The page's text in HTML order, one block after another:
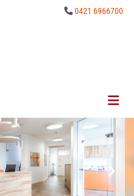
 0421 6966700